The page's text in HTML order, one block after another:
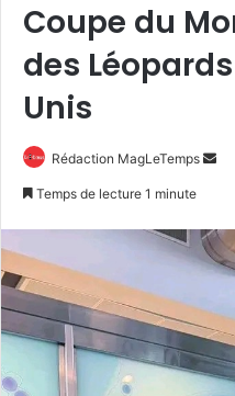
Coupe du
des
Unis
Rédaction MagLeTemps
Temps de lecture 1 minute